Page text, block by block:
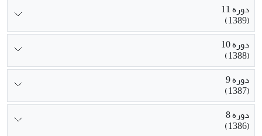
دوره 11
(1389)
دوره 10
(1388)
دوره 9
(1387)
دوره 8
(1386)